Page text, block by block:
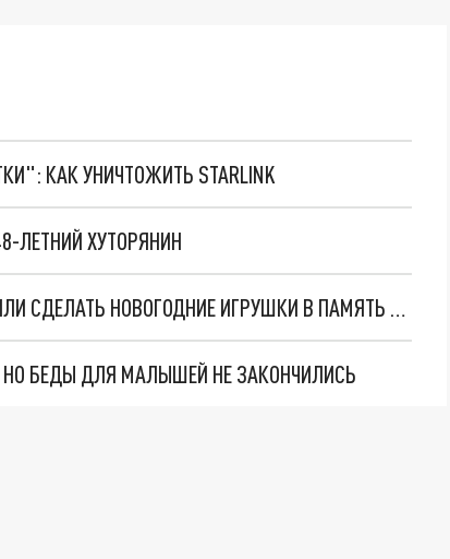
КАК УНИЧТОЖИТЬ STARLINK
ЛЕТНИЙ ХУТОРЯНИН
ЖИТЕЛЯМ РОСТОВСКОЙ ОБЛАСТИ ПРЕДЛОЖИЛИ СДЕЛАТЬ НОВОГОДНИЕ ИГРУШКИ В ПАМЯТЬ О ВОЙНЕ
БЕДЫ ДЛЯ МАЛЫШЕЙ НЕ ЗАКОНЧИЛИСЬ